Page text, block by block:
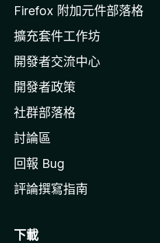
l
a
官
網
Firefox 附加元件部落格
擴充套件工作坊
開發者交流中心
開發者政策
社群部落格
討論區
回報 Bug
評論撰寫指南
下載